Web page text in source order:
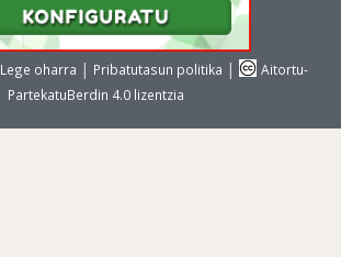
Lege oharra | Pribatutasun politika |
Aitortu-
PartekatuBerdin 4.0 lizentzia